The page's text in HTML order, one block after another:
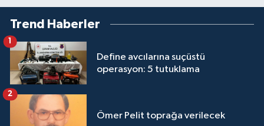
Trend Haberler
Define avcılarına suçüstü
operasyon: 5 tutuklama
Ömer Pelit toprağa verilecek
2